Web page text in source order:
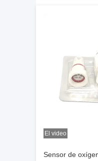
El video
Sensor de